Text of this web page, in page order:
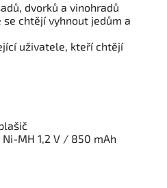
dvorků a vinohradů
chtějí vyhnout jedům a
uživatele, kteří chtějí
MH 1,2 V / 850 mAh